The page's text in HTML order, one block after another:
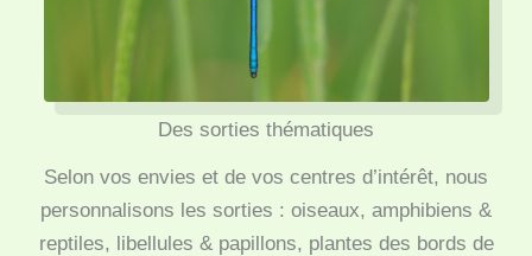
Des sorties thématiques
Selon vos envies et de vos centres d’intérêt, nous
personnalisons les sorties : oiseaux, amphibiens &
reptiles, libellules & papillons, plantes des bords de